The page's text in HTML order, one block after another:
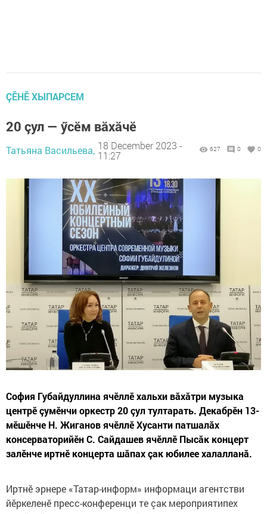
ÇӖНӖ ХЫПАРСЕМ
20 çул — ӳсĕм вăхăчĕ
Татьяна Васильева, 18 December 2023 -
11:27
627 0 0
София Губайдуллина ячӗллӗ хальхи вăхăтри музыка
центрӗ çумӗнчи оркестр 20 çул тултарать. Декабрӗн 13-
мӗшӗнче Н. Жиганов ячӗллӗ Хусанти патшалăх
консерваторийӗн С. Сайдашев ячӗллӗ Пысăк концерт
залӗнче иртнӗ концерта шăпах çак юбилее халалланă.
Иртнĕ эрнере «Татар-информ» информаци агентстви
йӗркеленӗ пресс-конференци те çак мероприятипех